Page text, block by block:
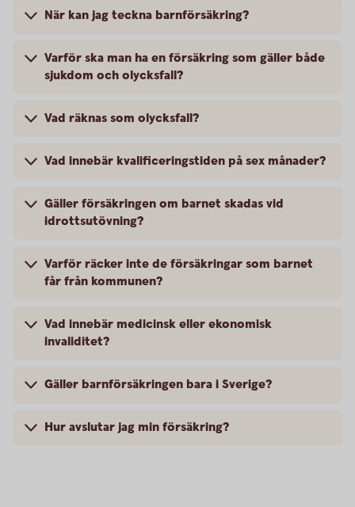
När kan jag teckna barnförsäkring?
Varför ska man ha en försäkring som gäller både
sjukdom och olycksfall?
Vad räknas som olycksfall?
Vad innebär kvalificeringstiden på sex månader?
Gäller försäkringen om barnet skadas vid
idrottsutövning?
Varför räcker inte de försäkringar som barnet
får från kommunen?
Vad innebär medicinsk eller ekonomisk
invaliditet?
Gäller barnförsäkringen bara i Sverige?
Hur avslutar jag min försäkring?